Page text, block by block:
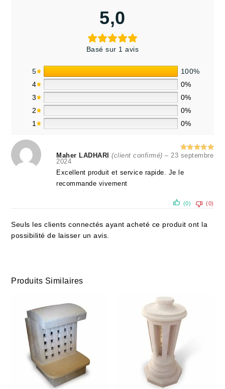
5,0
Basé sur 1 avis
5
100%
4
0%
3
0%
2
0%
1
0%
Note5
Maher LADHARI(client confirmé) – 23 septembre
2024
Excellent produit et service rapide. Je le
recommande vivement
(0) (0)
Seuls les clients connectés ayant acheté ce produit ont la
possibilité de laisser un avis.
Produits Similaires